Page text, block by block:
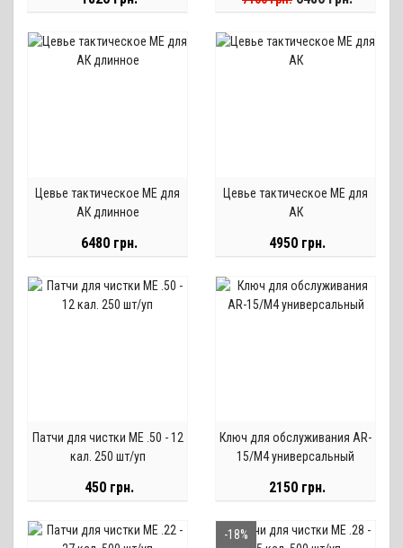
быстросменная
Цевье тактическое МЕ для
АК длинное
6480 грн.
Цевье тактическое МЕ для
АК
4950 грн.
Патчи для чистки ME .50 - 12
кал. 250 шт/уп
450 грн.
Ключ для обслуживания AR-
15/М4 универсальный
2150 грн.
-18%